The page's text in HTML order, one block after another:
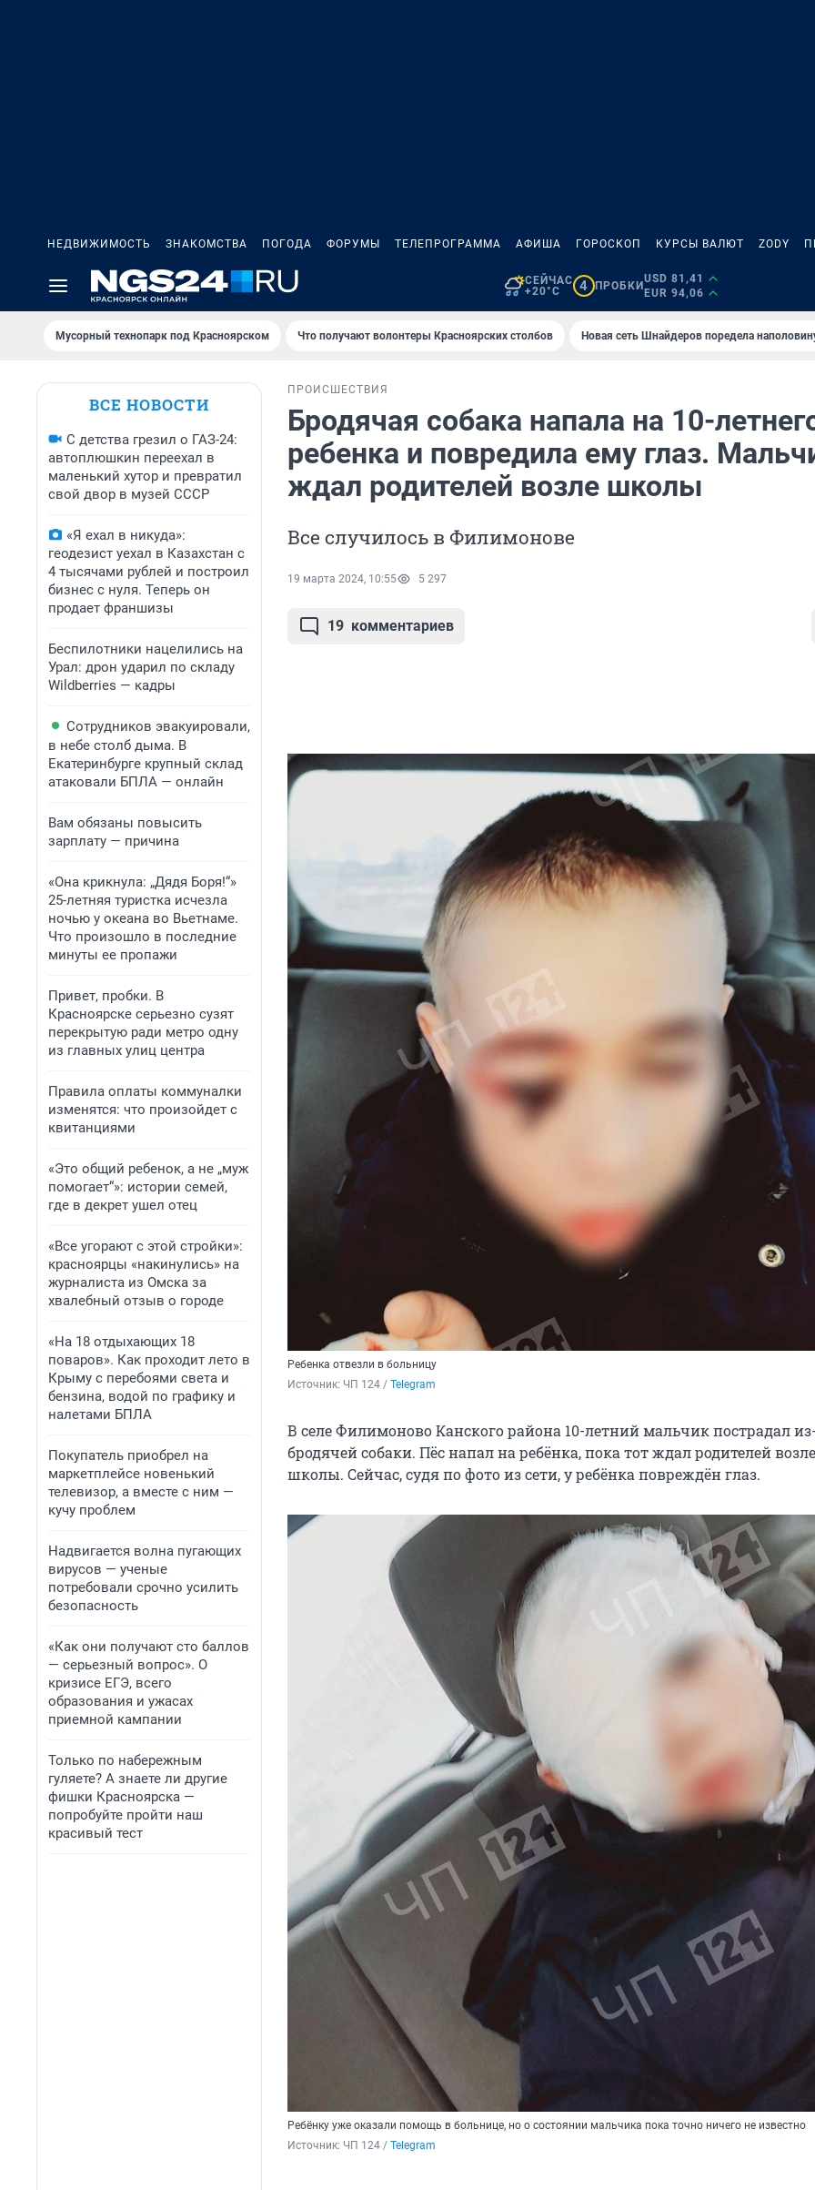
НЕДВИЖИМОСТЬ ЗНАКОМСТВА ПОГОДА ФОРУМЫ ТЕЛЕПРОГРАММА АФИША ГОРОСКОП КУРСЫ ВАЛЮТ ZODY
СЕЙЧАС
+20°C
4 ПРОБКИ
USD 81,41
EUR 94,06
Мусорный технопарк под Крaсноярском Что получают волонтеры Красноярских столбов Новая сеть Шнайдеров поредела
ВСЕ НОВОСТИ
С детства грезил о ГАЗ-24:
автоплюшкин переехал в
маленький хутор и превратил
свой двор в музей СССР
«Я ехал в никуда»:
геодезист уехал в Казахстан с
4 тысячами рублей и построил
бизнес с нуля. Теперь он
продает франшизы
Беспилотники нацелились на
Урал: дрон ударил по складу
Wildberries — кадры
Сотрудников эвакуировали,
в небе столб дыма. В
Екатеринбурге крупный склад
атаковали БПЛА — онлайн
Вам обязаны повысить
зарплату — причина
«Она крикнула: „Дядя Боря!“»
25-летняя туристка исчезла
ночью у океана во Вьетнаме.
Что произошло в последние
минуты ее пропажи
Привет, пробки. В
Красноярске серьезно сузят
перекрытую ради метро одну
из главных улиц центра
Правила оплаты коммуналки
изменятся: что произойдет с
квитанциями
«Это общий ребенок, а не „муж
помогает“»: истории семей,
где в декрет ушел отец
«Все угорают с этой стройки»:
красноярцы «накинулись» на
журналиста из Омска за
хвалебный отзыв о городе
«На 18 отдыхающих 18
поваров». Как проходит лето в
Крыму с перебоями света и
бензина, водой по графику и
налетами БПЛА
Покупатель приобрел на
маркетплейсе новенький
телевизор, а вместе с ним —
кучу проблем
Надвигается волна пугающих
вирусов — ученые
потребовали срочно усилить
безопасность
«Как они получают сто баллов
— серьезный вопрос». О
кризисе ЕГЭ, всего
образования и ужасах
приемной кампании
Только по набережным
гуляете? А знаете ли другие
фишки Красноярска —
попробуйте пройти наш
красивый тест
ПРОИСШЕСТВИЯ
Бродячая собака напала на 10-
ребенка и повредила ему глаз.
ждал родителей возле школы
Все случилось в Филимонове
19 марта 2024, 10:55 5 297
19 комментариев
Ребенка отвезли в больницу
Источник: ЧП 124 / Telegram
В селе Филимоново Канского района 10-летний мальчик пострадал
бродячей собаки. Пёс напал на ребёнка, пока тот ждал родителей
школы. Сейчас, судя по фото из сети, у ребёнка повреждён глаз.
Ребёнку уже оказали помощь в больнице, но о состоянии мальчика пока точно ничего не известно
Источник: ЧП 124 / Telegram